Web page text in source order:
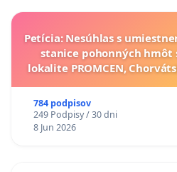
Petícia: Nesúhlas s
stanice pohonných hmôt
lokalite PROMCEN,
784 podpisov
249 Podpisy / 30 dni
8 Jun 2026